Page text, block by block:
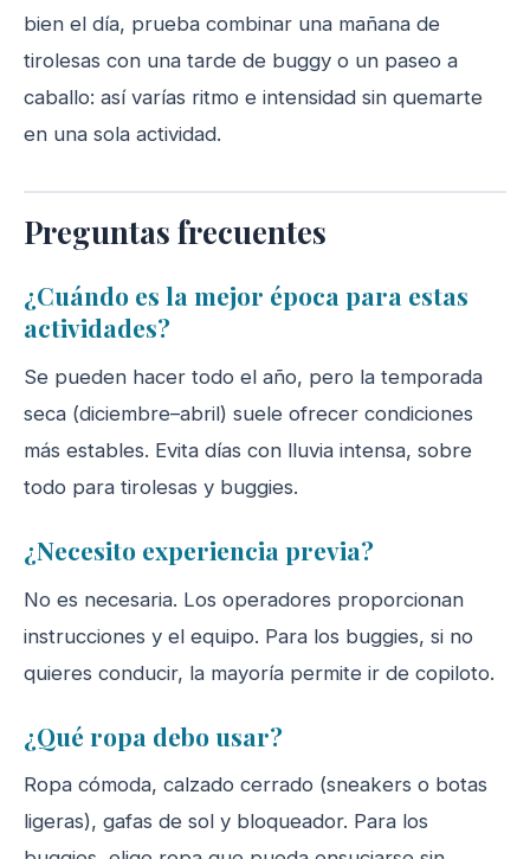
bien el día, prueba combinar una mañana de
tirolesas con una tarde de buggy o un paseo a
caballo: así varías ritmo e intensidad sin quemarte
en una sola actividad.
Preguntas frecuentes
¿Cuándo es la mejor época para estas
actividades?
Se pueden hacer todo el año, pero la temporada
seca (diciembre–abril) suele ofrecer condiciones
más estables. Evita días con lluvia intensa, sobre
todo para tirolesas y buggies.
¿Necesito experiencia previa?
No es necesaria. Los operadores proporcionan
instrucciones y el equipo. Para los buggies, si no
quieres conducir, la mayoría permite ir de copiloto.
¿Qué ropa debo usar?
Ropa cómoda, calzado cerrado (sneakers o botas
ligeras), gafas de sol y bloqueador. Para los